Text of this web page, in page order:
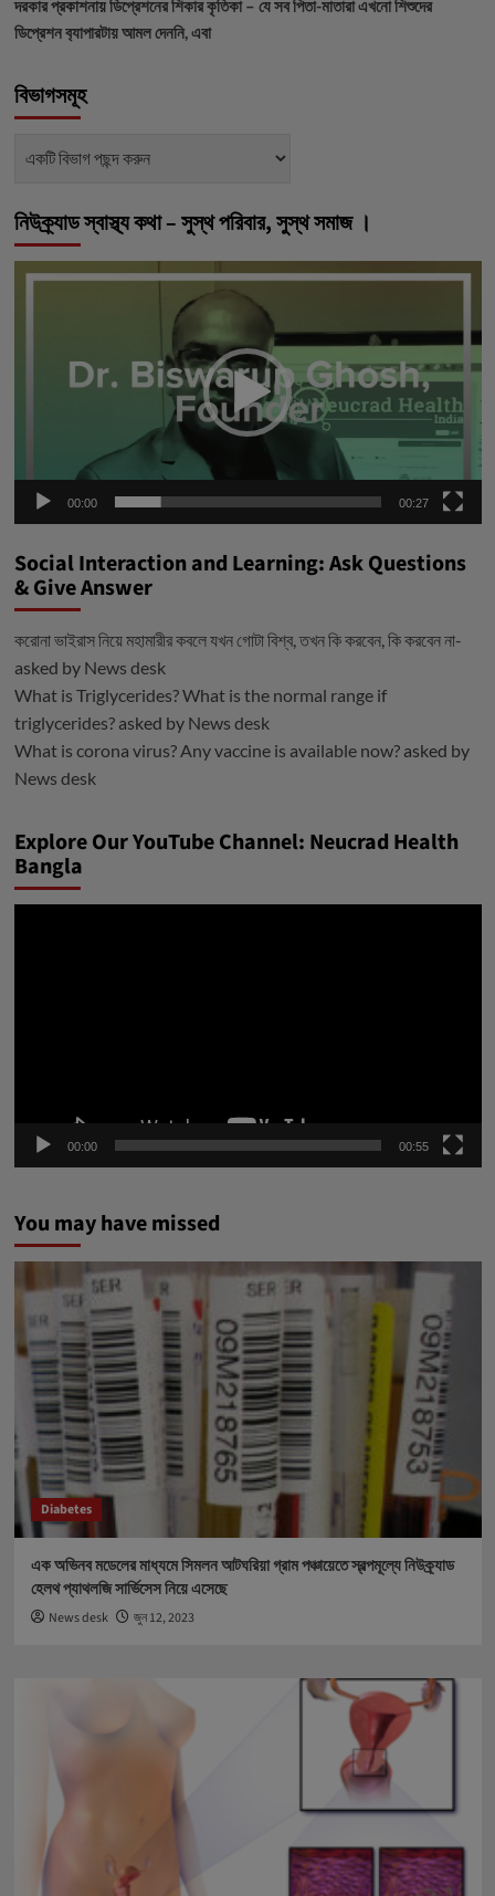
দরকারপ্রকাশনায়ডিপ্রেশনের শিকার কৃতিকা – যে সব পিতা-মাতারা এখনো শিশুদের
ডিপ্রেশন ব‍্যাপারটায় আমল দেননি, এবা
বিভাগসমূহ
বিভাগসমূহ
নিউক্র্যাড স্বাস্থ্য কথা – সুস্থ পরিবার, সুস্থ সমাজ ।
ভিডিও
00:00 00:27
Social Interaction and Learning: Ask Questions
& Give Answer
করোনা ভাইরাস নিয়ে মহামারীর কবলে যখন গোটা বিশ্ব, তখন কি করবেন, কি করবেন না-
asked by News desk
What is Triglycerides? What is the normal range if
triglycerides?asked by News desk
What is corona virus? Any vaccine is available now?asked by
News desk
Explore Our YouTube Channel: Neucrad Health
Bangla
00:00 00:55
You may have missed
Diabetes
এক অভিনব মডেলের মাধ্যমে সিমলন আটঘরিয়া গ্রাম পঞ্চায়েতে স্বল্পমূল্যে নিউক্র্যাড
হেলথ প্যাথলজি সার্ভিসেস নিয়ে এসেছে
News desk জুন 12, 2023